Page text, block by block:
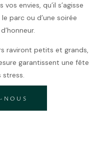
envies, qu’il s’agisse
parc ou d’une soirée
raviront petits et grands,
garantissent une fête
stress.
NOUS